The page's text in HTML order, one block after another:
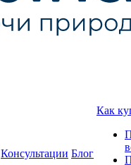
Консультации Блог
Как